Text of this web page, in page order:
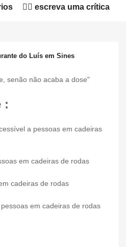
✍🏻 escreva uma crítica
do Luís em Sines
senão não acaba a dose"
:
a pessoas em cadeiras
em cadeiras de rodas
cadeiras de rodas
em cadeiras de rodas